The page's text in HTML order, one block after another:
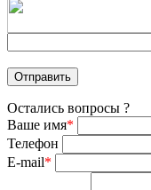
Остались вопросы ?
Ваше имя*
Телефон
E-mail*